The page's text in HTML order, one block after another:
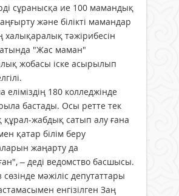
сұранысқа ие 100 мамандық
және білікті мамандар
халықаралық тәжірибесін
"Жас маман"
жобасы іске асырылып
еліміздің 180 колледжінде
бастады. Осы ретте тек
құрал-жабдық сатып алу ғана
қатар білім беру
жаңарту да
– деді ведомство басшысы.
мәжіліс депутаттары
енгізілген Заң